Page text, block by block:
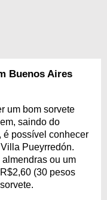
Buenos Aires
um bom sorvete
saindo do
é possível conhecer
Pueyrredón.
ou um
(30 pesos